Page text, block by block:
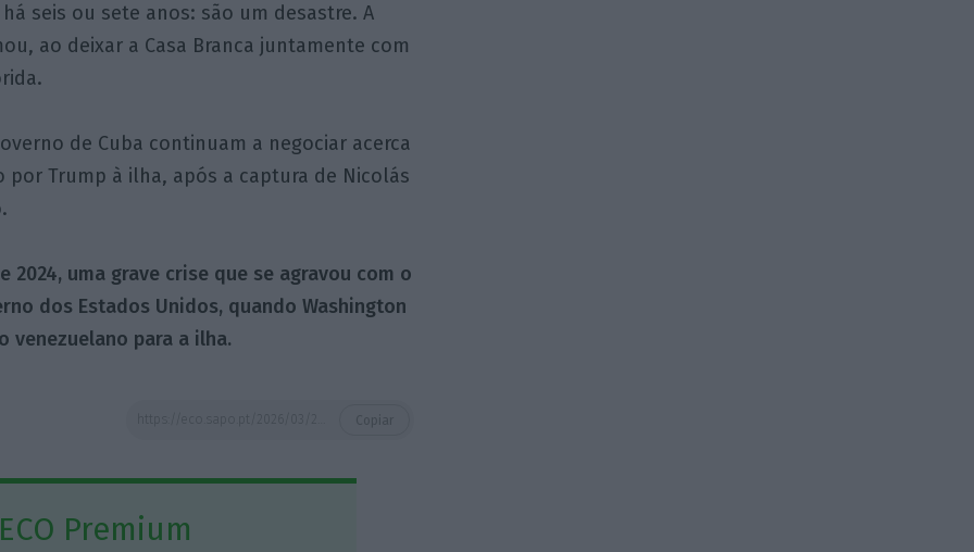
seis ou sete anos: são um desastre. A
ao deixar a Casa Branca juntamente com
de Cuba continuam a negociar acerca
Trump à ilha, após a captura de Nicolás
2024, uma grave crise que se agravou com o
dos Estados Unidos, quando Washington
venezuelano para a ilha.
Premium